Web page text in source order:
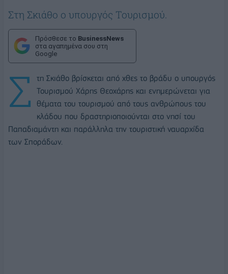
Στη Σκιάθo ο υπουργός Τουρισμού.
Πρόσθεσε το BusinessNews
στα αγαπημένα σου στη
Google
Σ
τη Σκιάθο βρίσκεται από χθες το βράδυ ο υπουργός
Τουρισμού Χάρης Θεοχάρης και ενημερώνεται για
θέματα του τουρισμού από τους ανθρώπους του
κλάδου που δραστηριοποιούνται στο νησί του
Παπαδιαμάντη και παράλληλα την τουριστική ναυαρχίδα
των Σποράδων.